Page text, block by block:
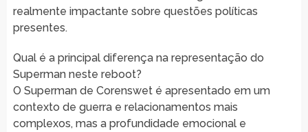
realmente impactante sobre questões políticas
presentes.
Qual é a principal diferença na representação do
Superman neste reboot?
O Superman de Corenswet é apresentado em um
contexto de guerra e relacionamentos mais
complexos, mas a profundidade emocional e